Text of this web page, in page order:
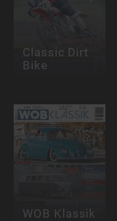
Classic Dirt
Bike
WOB Klassik